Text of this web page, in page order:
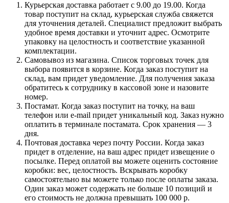
Курьерская доставка работает с 9.00 до 19.00. Когда
товар поступит на склад, курьерская служба свяжется
для уточнения деталей. Специалист предложит выбрать
удобное время доставки и уточнит адрес. Осмотрите
упаковку на целостность и соответствие указанной
комплектации.
Самовывоз из магазина. Список торговых точек для
выбора появится в корзине. Когда заказ поступит на
склад, вам придет уведомление. Для получения заказа
обратитесь к сотруднику в кассовой зоне и назовите
номер.
Постамат. Когда заказ поступит на точку, на ваш
телефон или e-mail придет уникальный код. Заказ нужно
оплатить в терминале постамата. Срок хранения — 3
дня.
Почтовая доставка через почту России. Когда заказ
придет в отделение, на ваш адрес придет извещение о
посылке. Перед оплатой вы можете оценить состояние
коробки: вес, целостность. Вскрывать коробку
самостоятельно вы можете только после оплаты заказа.
Один заказ может содержать не больше 10 позиций и
его стоимость не должна превышать 100 000 р.